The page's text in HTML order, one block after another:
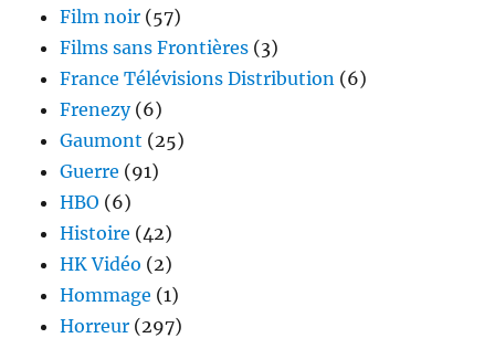
Film noir (57)
Films sans Frontières (3)
France Télévisions Distribution (6)
Frenezy(6)
Gaumont (25)
Guerre (91)
HBO (6)
Histoire (42)
HK Vidéo (2)
Hommage (1)
Horreur (297)